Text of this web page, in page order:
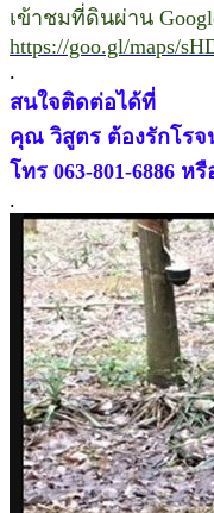
เข้าชมที่ดินผ่าน
https://goo.gl/maps/
.
สนใจติดต่อได้ที่
คุณ วิสูตร ต้องรักโรจ
โทร 063-801-6886 หรื
.